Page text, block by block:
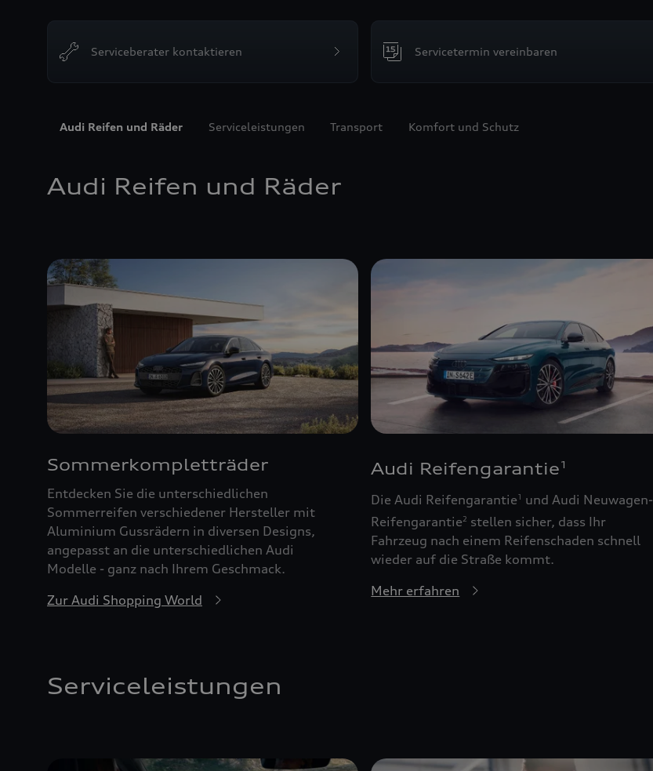
Serviceberater kontaktieren Servicetermin vereinbaren
Audi Reifen und Räder Serviceleistungen Transport Komfort und Schutz
Audi Reifen und Räder
Sommerkompletträder
Entdecken Sie die unterschiedlichen
Sommerreifen verschiedener Hersteller mit
Aluminium Gussrädern in diversen Designs,
angepasst an die unterschiedlichen Audi
Modelle - ganz nach Ihrem Geschmack.
Zur Audi Shopping World
Audi Reifengarantie 1
Die Audi Reifengarantie1
und Audi Neuwagen-
Reifengarantie2 stellen sicher, dass Ihr
Fahrzeug nach einem Reifenschaden schnell
wieder auf die Straße kommt.
Mehr erfahren
Serviceleistungen